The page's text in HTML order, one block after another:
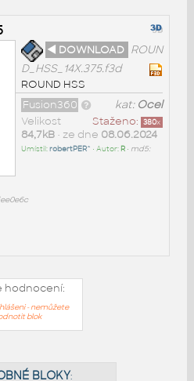
◄ DOWNLOAD ROUN
D_HSS_14X.375.f3d
ROUND HSS
kat: Ocel
Fusion360
Staženo: 380x
Velikost
84,7kB• ze dne 08.06.2024
Umístil:robertPER^ • Autor: R• md5:
hodnocení:
- nemůžete
blok